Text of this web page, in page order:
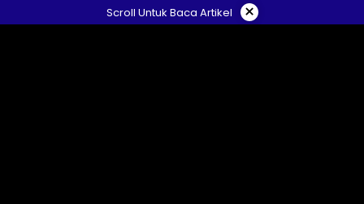
ke
Scroll Untuk Baca Artikel ×